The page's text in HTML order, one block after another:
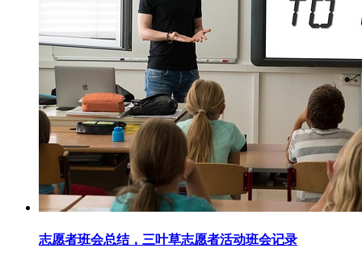
志愿者班会总结，三叶草志愿者活动班会记录